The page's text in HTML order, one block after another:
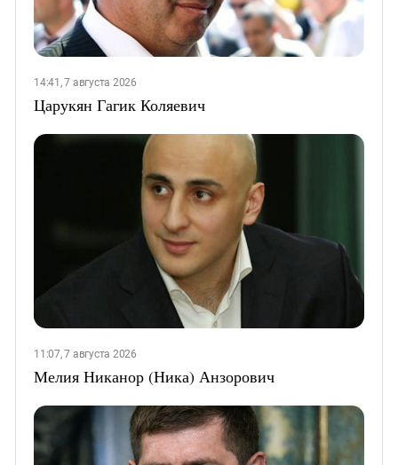
14:41, 7 августа 2026
Царукян Гагик Коляевич
11:07, 7 августа 2026
Мелия Никанор (Ника) Анзорович